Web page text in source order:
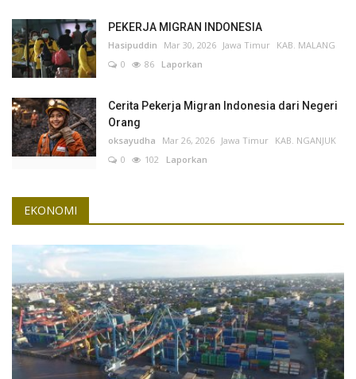
PEKERJA MIGRAN INDONESIA
Hasipuddin Mar 30, 2026 Jawa Timur KAB. MALANG
0
86 Laporkan
Cerita Pekerja Migran Indonesia dari Negeri
Orang
oksayudha Mar 26, 2026 Jawa Timur KAB. NGANJUK
0
102 Laporkan
EKONOMI